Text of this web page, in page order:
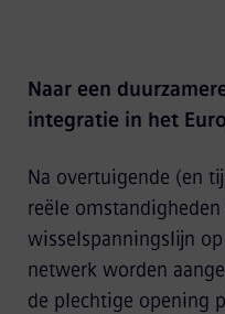
Naar een
integratie in het
Na overtuigende (en
reële
wisselspanningslijn
netwerk worden
de plechtige opening